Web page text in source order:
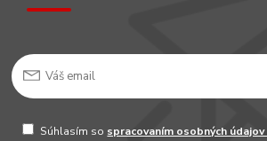
Súhlasím so spracovaním osobných údajov